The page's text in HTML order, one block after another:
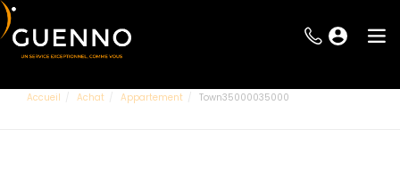
Accueil Achat Appartement Town35000035000